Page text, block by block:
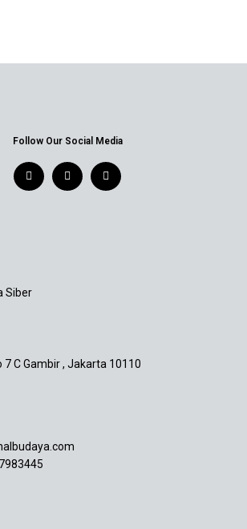
Follow Our Social Media
Siber
7 C Gambir , Jakarta 10110